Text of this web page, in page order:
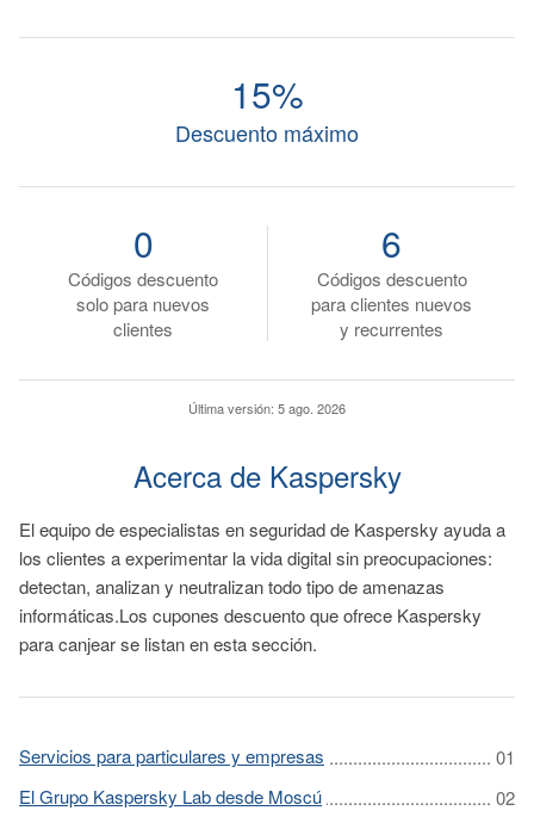
Descuento máximo
15%
Códigos descuento
solo para nuevos
clientes
0
Códigos descuento
para clientes nuevos
y recurrentes
6
Última versión: 5 ago. 2026
Acerca de Kaspersky
El equipo de especialistas en seguridad de Kaspersky ayuda a
los clientes a experimentar la vida digital sin preocupaciones:
detectan, analizan y neutralizan todo tipo de amenazas
informáticas.Los cupones descuento que ofrece Kaspersky
para canjear se listan en esta sección.
Servicios para particulares y empresas
El Grupo Kaspersky Lab desde Moscú